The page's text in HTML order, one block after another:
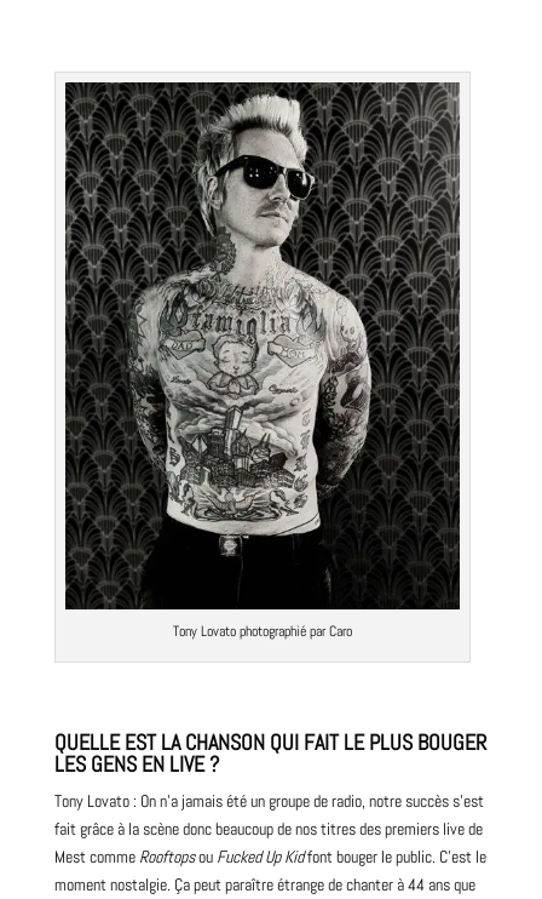
Tony Lovato photographié par Caro
QUELLE EST LA CHANSON QUI FAIT LE PLUS BOUGER
LES GENS EN LIVE ?
Tony Lovato : On n’a jamais été un groupe de radio, notre succès s’est
fait grâce à la scène donc beaucoup de nos titres des premiers live de
Mest comme Rooftopsou Fucked UpKidfont bouger le public. C’est le
moment nostalgie. Ça peut paraître étrange de chanter à 44 ans que